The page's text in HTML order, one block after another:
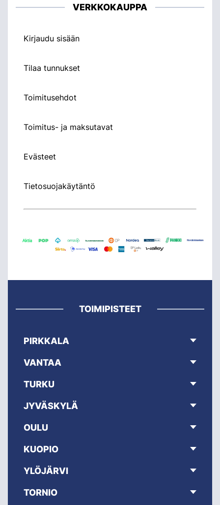
VERKKOKAUPPA
Kirjaudu sisään
Tilaa tunnukset
Toimitusehdot
Toimitus- ja maksutavat
Evästeet
Tietosuojakäytäntö
TOIMIPISTEET
PIRKKALA
VANTAA
TURKU
JYVÄSKYLÄ
OULU
KUOPIO
YLÖJÄRVI
TORNIO